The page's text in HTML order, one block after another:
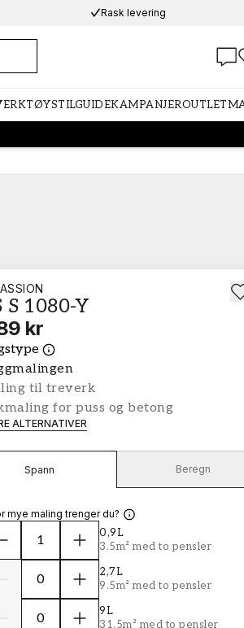
Rask levering
STILGUIDEKAMPANJEROUTLET
S 1080-Y
kr
til treverk
for puss og betong
ALTERNATIVER
Spann Beregn
mye maling trenger du?
0,9L
3.5m² med to pensler
2,7L
9.5m² med to pensler
9L
31.5m² med to pensler